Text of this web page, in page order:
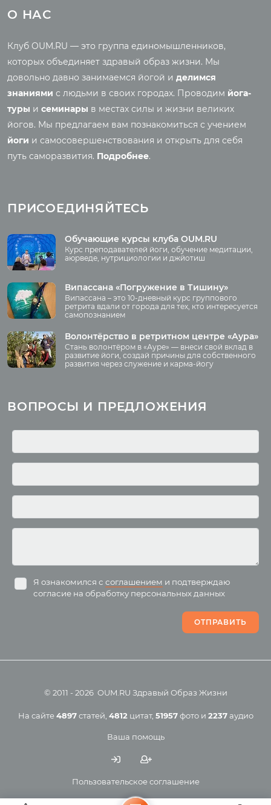
Йога-туры с клубом
OUM.RU
Фото йога-туров
Аудио отзывы о турах
Семинары
Аудио отзывы о
О нас
Преподаватели
Регионы
Ваша помощь
Принять участие
Волонтёрство
Правильное питание
Энциклопедия йоги
Саморазвитие
Реинкарнация
Основы йоги
Медитация
Шаткармы
Пранаяма
Фото
Курсы преподавателей
Курсы преподавателей
Занятия
Мероприятия в регионах
Христианство
Притчи
Электронные
Цитаты
Магазин
О НАС
Клуб OUM.RU — это группа единомышленников,
которых объединяет здравый образ жизни. Мы
довольно давно занимаемся йогой и делимся
знаниями с людьми в своих городах. Проводим йога-
туры и семинары в местах силы и жизни великих
йогов. Мы предлагаем вам познакомиться с учением
йоги и самосовершенствования и открыть для себя
путь саморазвития. Подробнее.
ПРИСОЕДИНЯЙТЕСЬ
Обучающие курсы клуба OUM.RU
Курс преподавателей йоги, обучение медитации,
аюрведе, нутрициологии и джйотиш
Випассана «Погружение в Тишину»
Випассана – это 10-дневный курс группового
ретрита вдали от города для тех, кто интересуется
самопознанием
Волонтёрство в ретритном центре «Аура»
Стань волонтёром в «Ауре» — внеси свой вклад в
развитие йоги, создай причины для собственного
развития через служение и карма-йогу
ВОПРОСЫ И ПРЕДЛОЖЕНИЯ
Я ознакомился ссоглашением и подтверждаю
согласие на обработку персональных данных
ОТПРАВИТЬ
Ваша помощь
© 2011 - 2026 OUM.RU Здравый Образ Жизни
На сайте4897статей, 4812цитат, 51957фотои 2237аудио
Пользовательское соглашение
Политика конфиденциальности